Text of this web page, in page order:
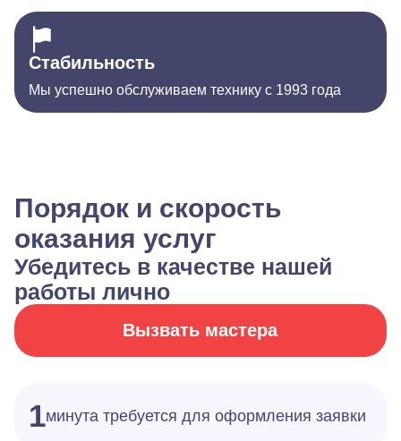
Стабильность
Мы успешно обслуживаем технику с 1993 года
Порядок и скорость
оказания услуг
Убедитесь в качестве нашей
работы лично
Вызвать мастера
1минута требуется для оформления заявки